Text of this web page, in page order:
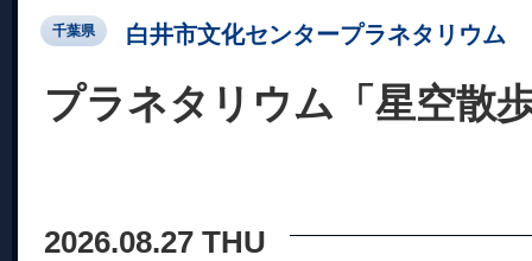
千葉県 白井市文化センタープラネタリウム
プラネタリウム「星空散
2026.08.27 THU